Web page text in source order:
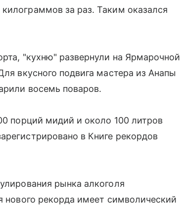
за раз. Таким оказался
"кухню" развернули на Ярмарочной
вкусного подвига мастера из Анапы
восемь поваров.
порций мидий и около 100 литров
в Книге рекордов
рынка алкоголя
нового рекорда имеет символический